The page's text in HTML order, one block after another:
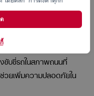
งแรงกว่ายางรถยนต์
นในสภาพที่สมบุกสมบัน
ถยนต์ที่เหมาะสำหรับผู้ที่
บขี่รถในสภาพถนนที่
วยเพิ่มความปลอดภัยใน